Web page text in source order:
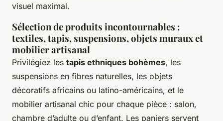
visuel maximal.
Sélection de produits incontournables :
textiles, tapis, suspensions, objets muraux et
mobilier artisanal
Privilégiez les tapis ethniques bohèmes, les
suspensions en fibres naturelles, les objets
décoratifs africains ou latino-américains, et le
mobilier artisanal chic pour chaque pièce : salon,
chambre d’adulte ou d’enfant. Les paniers servent